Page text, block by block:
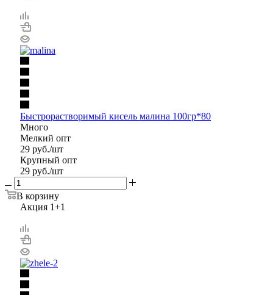
Быстрорастворимый кисель малина 100гр*80
Много
Мелкий опт
29 руб./шт
Крупный опт
29 руб./шт
В корзину
Акция 1+1